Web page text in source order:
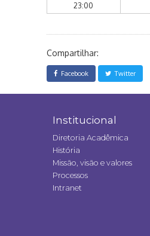
23:00
Compartilhar:
Facebook Twitter
Institucional
Diretoria Acadêmica
História
Missão, visão e valores
Processos
Intranet